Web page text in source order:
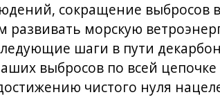
сокращение выбросов
морскую
шаги в пути
выбросов по всей цепочке
чистого нуля